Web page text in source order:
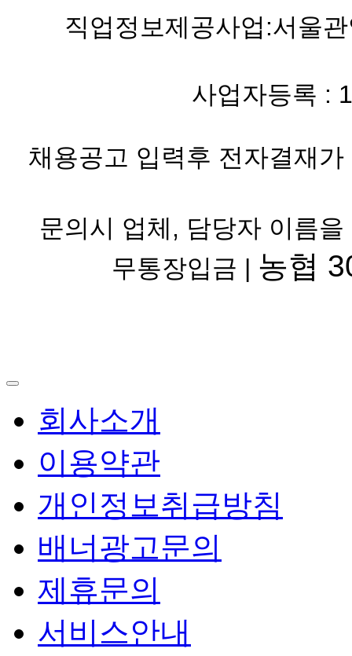
직업정보제공사업:서울
사업자등록 :
채용공고 입력후 전자결재
문의시 업체, 담당자 이름
무통장입금 | 농협
회사소개
이용약관
개인정보취급방침
배너광고문의
제휴문의
서비스안내